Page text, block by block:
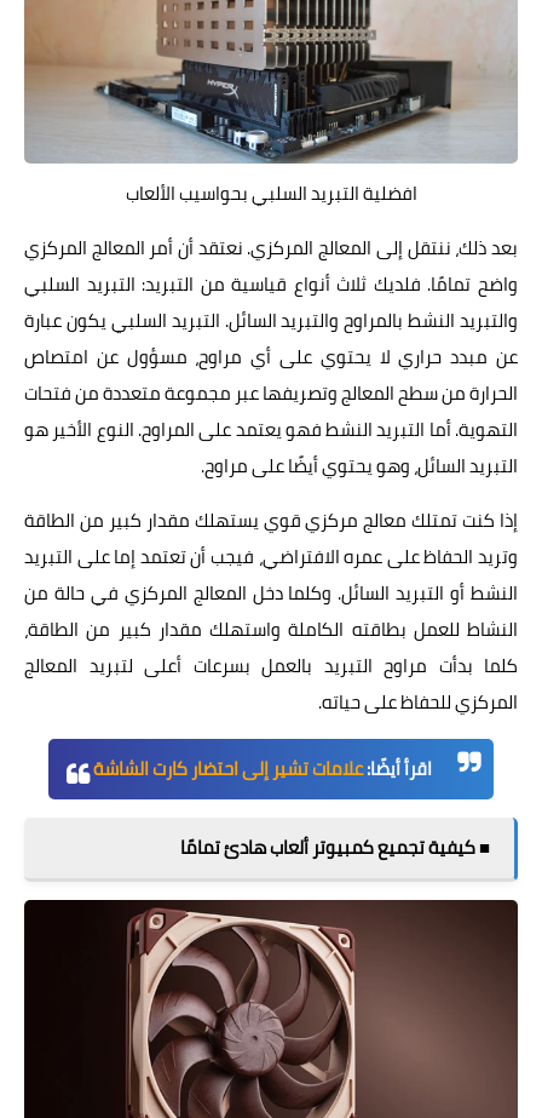
افضلية التبريد السلبي بحواسيب الألعاب
بعد ذلك، ننتقل إلى المعالج المركزي. نعتقد أن أمر المعالج المركزي
واضح تمامًا. فلديك ثلاث أنواع قياسية من التبريد: التبريد السلبي
والتبريد النشط بالمراوح والتبريد السائل. التبريد السلبي يكون عبارة
عن مبدد حراري لا يحتوي على أي مراوح، مسؤول عن امتصاص
الحرارة من سطح المعالج وتصريفها عبر مجموعة متعددة من فتحات
التهوية. أما التبريد النشط فهو يعتمد على المراوح. النوع الأخير هو
التبريد السائل، وهو يحتوي أيضًا على مراوح.
إذا كنت تمتلك معالج مركزي قوي يستهلك مقدار كبير من الطاقة
وتريد الحفاظ على عمره الافتراضي، فيجب أن تعتمد إما على التبريد
النشط أو التبريد السائل. وكلما دخل المعالج المركزي في حالة من
النشاط للعمل بطاقته الكاملة واستهلك مقدار كبير من الطاقة،
كلما بدأت مراوح التبريد بالعمل بسرعات أعلى لتبريد المعالج
المركزي للحفاظ على حياته.
اقرأ أيضًا:علامات تشير إلى احتضار كارت الشاشة
■ كيفية تجميع كمبيوتر ألعاب هادئ تمامًا